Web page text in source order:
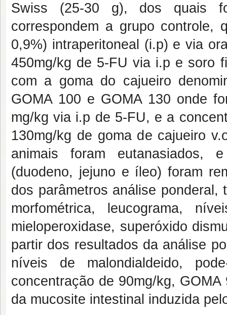
Swiss (25-30 g), dos quais
correspondem a grupo controle,
0,9%) intraperitoneal (i.p) e via
450mg/kg de 5-FU via i.p e soro
com a goma do cajueiro
GOMA 100 e GOMA 130 onde
mg/kg via i.p de 5-FU, e a
130mg/kg de goma de cajueiro
animais foram eutanasiados,
(duodeno, jejuno e íleo) foram
dos parâmetros análise
morfométrica, leucograma,
mieloperoxidase, superóxido
partir dos resultados da análise
níveis de malondialdeido,
concentração de 90mg/kg,
da mucosite intestinal induzida